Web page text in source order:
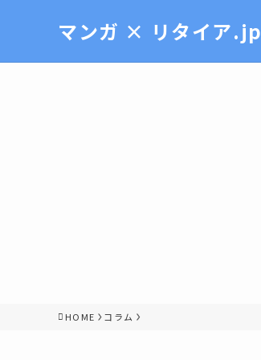
マンガ × リタイア.jp
HOME コラム